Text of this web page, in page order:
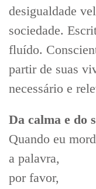
desigualdade
sociedade.
fluído.
partir de suas
necessário e
Da calma e do
Quando eu
a palavra,
por favor,